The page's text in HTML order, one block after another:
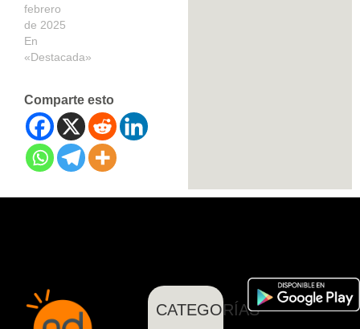
febrero
de 2025
En
«Destacada»
Comparte esto
CATEGORÍAS